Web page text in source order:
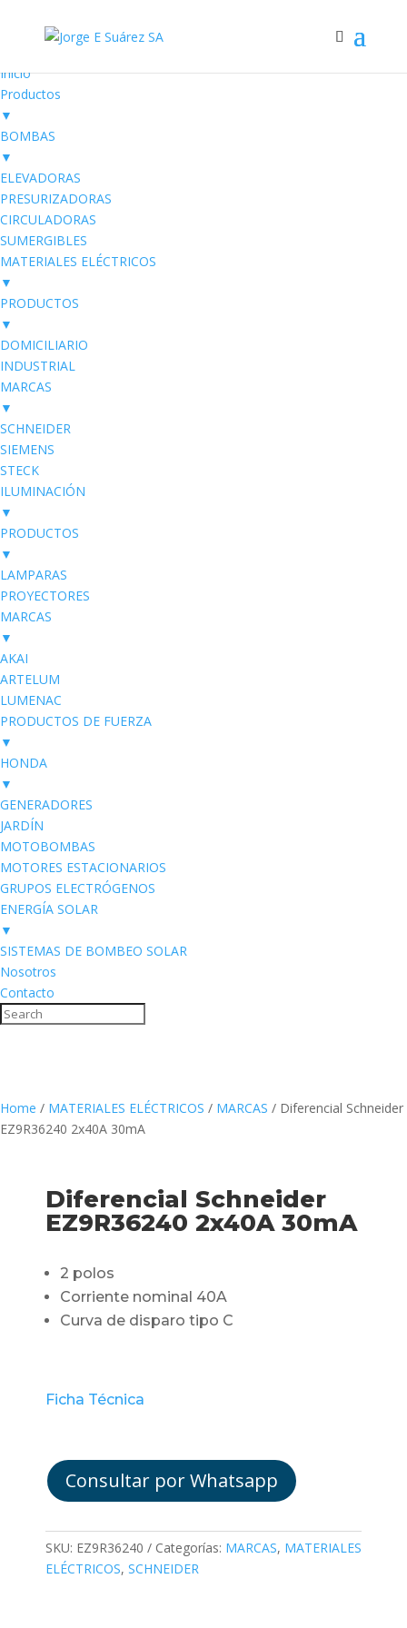
Electro SUAREZ
Inicio
Productos
▼
BOMBAS
▼
ELEVADORAS
PRESURIZADORAS
CIRCULADORAS
SUMERGIBLES
MATERIALES ELÉCTRICOS
▼
PRODUCTOS
▼
DOMICILIARIO
INDUSTRIAL
MARCAS
▼
SCHNEIDER
SIEMENS
STECK
ILUMINACIÓN
▼
PRODUCTOS
▼
LAMPARAS
PROYECTORES
MARCAS
▼
AKAI
ARTELUM
LUMENAC
PRODUCTOS DE FUERZA
▼
HONDA
▼
GENERADORES
JARDÍN
MOTOBOMBAS
MOTORES ESTACIONARIOS
GRUPOS ELECTRÓGENOS
ENERGÍA SOLAR
▼
SISTEMAS DE BOMBEO SOLAR
Nosotros
Contacto
Home / MATERIALES ELÉCTRICOS / MARCAS / Diferencial Schneider
EZ9R36240 2x40A 30mA
Diferencial Schneider
EZ9R36240 2x40A 30mA
2 polos
Corriente nominal 40A
Curva de disparo tipo C
Ficha Técnica
Consultar por Whatsapp
SKU: EZ9R36240 Categorías: MARCAS, MATERIALES
ELÉCTRICOS, SCHNEIDER